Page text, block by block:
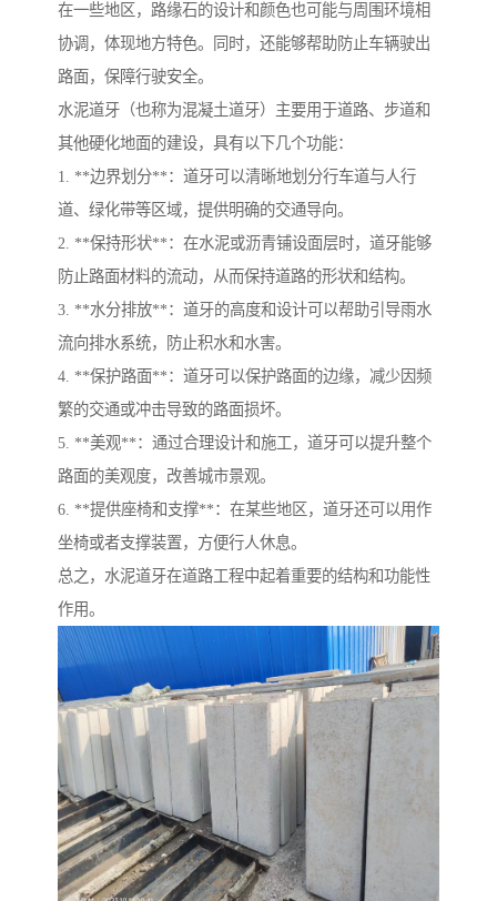
在一些地区，路缘石的设计和颜色也可能与周围环境相
协调，体现地方特色。同时，还能够帮助防止车辆驶出
路面，保障行驶安全。
水泥道牙（也称为混凝土道牙）主要用于道路、步道和
其他硬化地面的建设，具有以下几个功能：
1. **边界划分**：道牙可以清晰地划分行车道与人行
道、绿化带等区域，提供明确的交通导向。
2. **保持形状**：在水泥或沥青铺设面层时，道牙能够
防止路面材料的流动，从而保持道路的形状和结构。
3. **水分排放**：道牙的高度和设计可以帮助引导雨水
流向排水系统，防止积水和水害。
4. **保护路面**：道牙可以保护路面的边缘，减少因频
繁的交通或冲击导致的路面损坏。
5. **美观**：通过合理设计和施工，道牙可以提升整个
路面的美观度，改善城市景观。
6. **提供座椅和支撑**：在某些地区，道牙还可以用作
坐椅或者支撑装置，方便行人休息。
总之，水泥道牙在道路工程中起着重要的结构和功能性
作用。